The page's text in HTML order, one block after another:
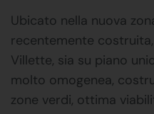
Ubicato nella nuova
recentemente
Villette, sia su piano
molto omogenea,
zone verdi, ottima